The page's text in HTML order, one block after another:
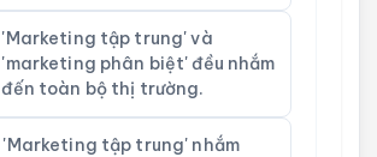
'Marketing tập trung' và
'marketing phân biệt' đều nhắm
đến toàn bộ thị trường.
'Marketing tập trung' nhắm